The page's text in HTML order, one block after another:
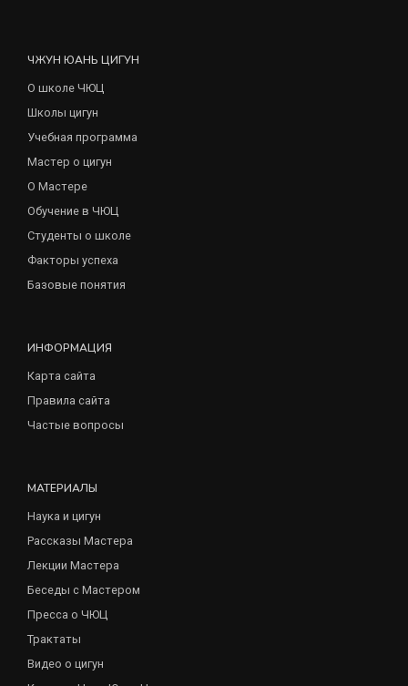
ЧЖУН ЮАНЬ ЦИГУН
О школе ЧЮЦ
Школы цигун
Учебная программа
Мастер о цигун
О Мастере
Обучение в ЧЮЦ
Студенты о школе
Факторы успеха
Базовые понятия
ИНФОРМАЦИЯ
Карта сайта
Правила сайта
Частые вопросы
МАТЕРИАЛЫ
Наука и цигун
Рассказы Мастера
Лекции Мастера
Беседы с Мастером
Пресса о ЧЮЦ
Трактаты
Видео о цигун